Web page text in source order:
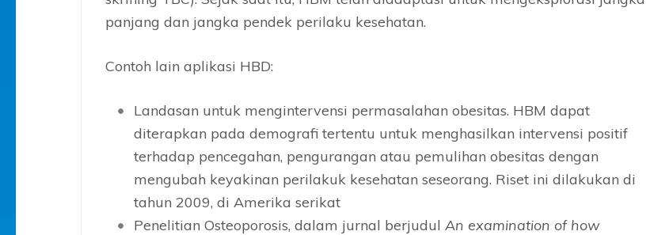
panjang dan jangka pendek perilaku kesehatan.
Contoh lain aplikasi HBD:
Landasan untuk mengintervensi permasalahan obesitas. HBM dapat
diterapkan pada demografi tertentu untuk menghasilkan intervensi positif
terhadap pencegahan, pengurangan atau pemulihan obesitas dengan
mengubah keyakinan perilakuk kesehatan seseorang. Riset ini dilakukan di
tahun 2009, di Amerika serikat
Penelitian Osteoporosis, dalam jurnal berjudul An examination of how